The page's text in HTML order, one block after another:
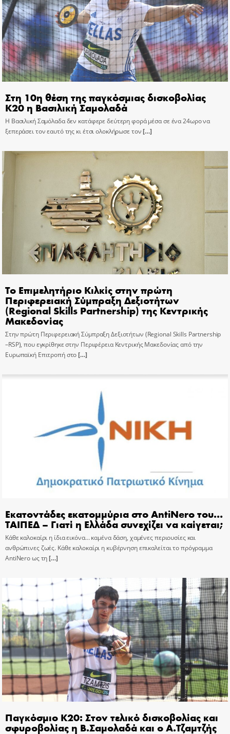
Στη 10η θέση της παγκόσμιας δισκοβολίας
Κ20 η Βασιλική Σαμολαδά
Η Βασιλική Σαμόλαδα δεν κατάφερε δεύτερη φορά μέσα σε ένα 24ωρο να
ξεπεράσει τον εαυτό της κι έτσι ολοκλήρωσε τον[…]
Το Επιμελητήριο Κιλκίς στην πρώτη
Περιφερειακή Σύμπραξη Δεξιοτήτων
(Regional Skills Partnership) της Κεντρικής
Μακεδονίας
Στην πρώτη Περιφερειακή Σύμπραξη Δεξιοτήτων (Regional Skills Partnership
–RSP), που εγκρίθηκε στην Περιφέρεια Κεντρικής Μακεδονίας από την
Ευρωπαϊκή Επιτροπή στο[…]
Εκατοντάδες εκατομμύρια στο AntiNero του…
ΤΑΙΠΕΔ – Γιατί η Ελλάδα συνεχίζει να καίγεται;
Κάθε καλοκαίρι η ίδια εικόνα… καμένα δάση, χαμένες περιουσίες και
ανθρώπινες ζωές. Κάθε καλοκαίρι η κυβέρνηση επικαλείται το πρόγραμμα
AntiNero ως τη[…]
Παγκόσμιο Κ20: Στον τελικό δισκοβολίας και
σφυροβολίας η Β.Σαμολαδά και ο Α.Τζαμτζής